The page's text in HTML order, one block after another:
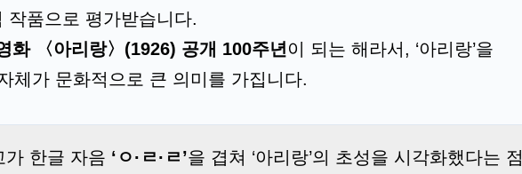
작품으로 평가받습니다.
화 〈아리랑〉(1926) 공개 100주년 이 되는 해라서, ‘아리랑’을
체가 문화적으로 큰 의미를 가집니다.
가 한글 자음 ‘ㅇ·ㄹ·ㄹ’을 겹쳐 ‘아리랑’의 초성을 시각화했다는 점